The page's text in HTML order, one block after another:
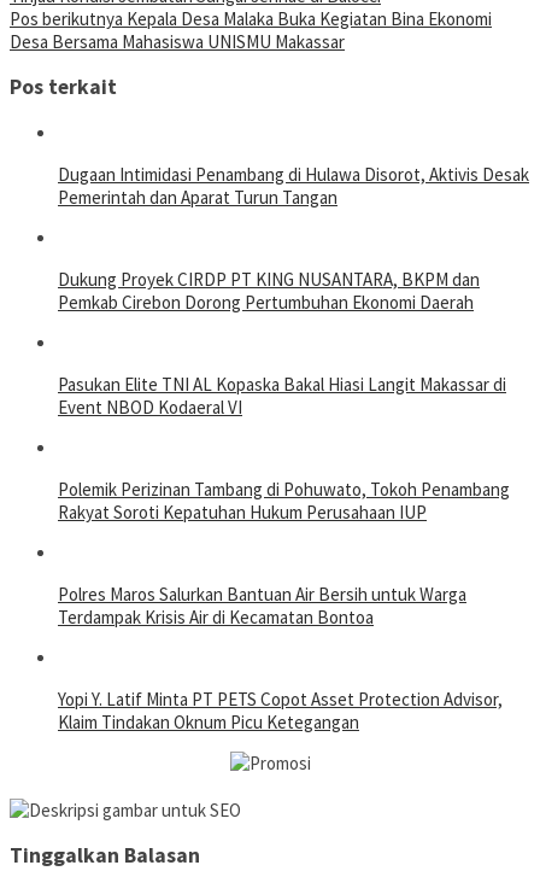
Pos berikutnya Kepala Desa Malaka Buka Kegiatan Bina Ekonomi
Desa Bersama Mahasiswa UNISMU Makassar
Pos terkait
Dugaan Intimidasi Penambang di Hulawa Disorot, Aktivis Desak
Pemerintah dan Aparat Turun Tangan
Dukung Proyek CIRDP PT KING NUSANTARA, BKPM dan
Pemkab Cirebon Dorong Pertumbuhan Ekonomi Daerah
Pasukan Elite TNI AL Kopaska Bakal Hiasi Langit Makassar di
Event NBOD Kodaeral VI
Polemik Perizinan Tambang di Pohuwato, Tokoh Penambang
Rakyat Soroti Kepatuhan Hukum Perusahaan IUP
Polres Maros Salurkan Bantuan Air Bersih untuk Warga
Terdampak Krisis Air di Kecamatan Bontoa
Yopi Y. Latif Minta PT PETS Copot Asset Protection Advisor,
Klaim Tindakan Oknum Picu Ketegangan
Tinggalkan Balasan